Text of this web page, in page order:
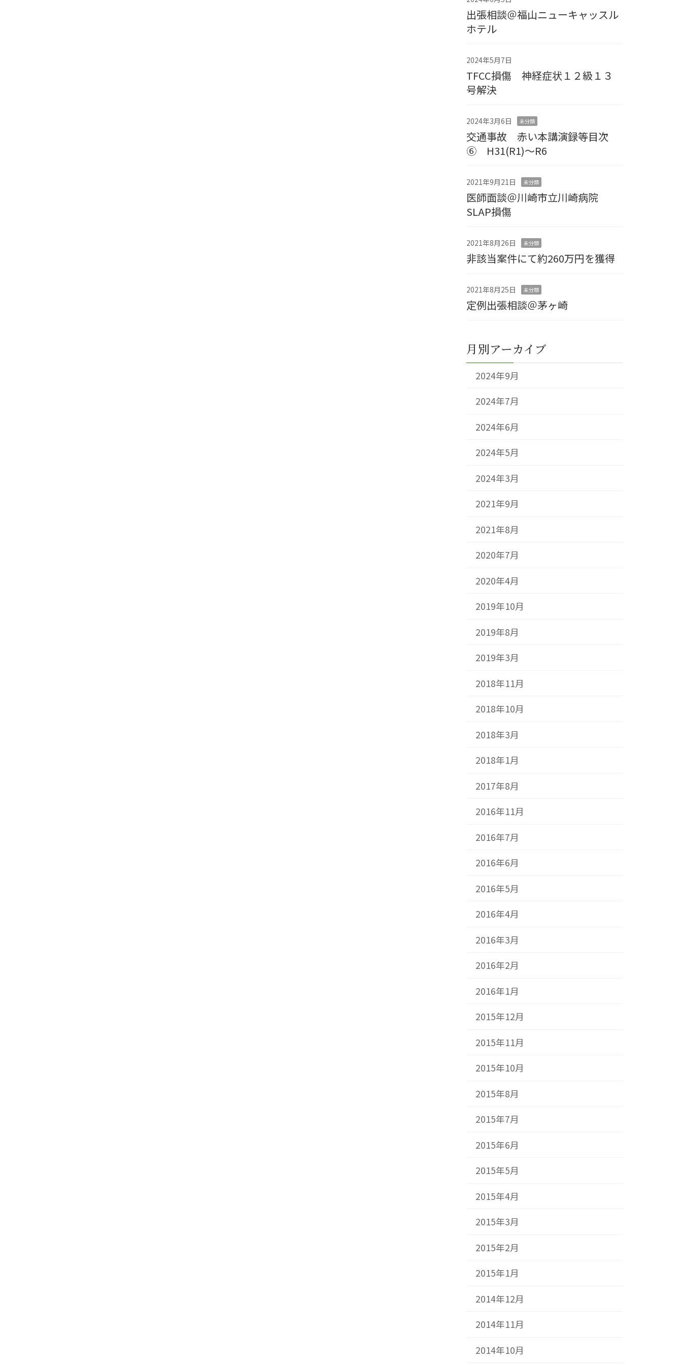
出張相談＠福山ニューキャッスル
ホテル
2024年5月7日
TFCC損傷 神経症状１２級１３
号解決
2024年3月6日 未分類
交通事故 赤い本講演録等目次
⑥ H31(R1)～R6
2021年9月21日 未分類
医師面談＠川崎市立川崎病院
SLAP損傷
2021年8月26日 未分類
非該当案件にて約260万円を獲得
2021年8月25日 未分類
定例出張相談＠茅ヶ崎
月別アーカイブ
2024年9月
2024年7月
2024年6月
2024年5月
2024年3月
2021年9月
2021年8月
2020年7月
2020年4月
2019年10月
2019年8月
2019年3月
2018年11月
2018年10月
2018年3月
2018年1月
2017年8月
2016年11月
2016年7月
2016年6月
2016年5月
2016年4月
2016年3月
2016年2月
2016年1月
2015年12月
2015年11月
2015年10月
2015年8月
2015年7月
2015年6月
2015年5月
2015年4月
2015年3月
2015年2月
2015年1月
2014年12月
2014年11月
2014年10月